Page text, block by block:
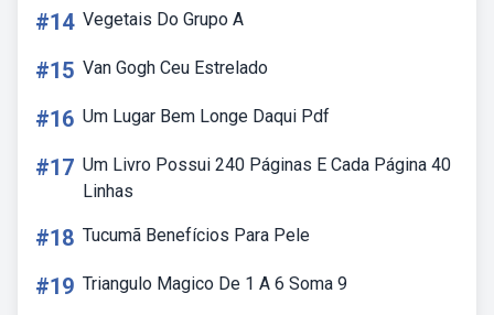
#14 Vegetais Do Grupo A
#15 Van Gogh Ceu Estrelado
#16 Um Lugar Bem Longe Daqui Pdf
#17 Um Livro Possui 240 Páginas E Cada Página 40
Linhas
#18 Tucumã Benefícios Para Pele
#19 Triangulo Magico De 1 A 6 Soma 9